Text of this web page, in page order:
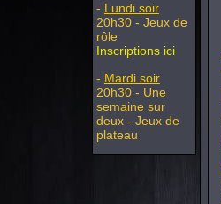
- Lundi soir
20h30 - Jeux de
rôle
Inscriptions ici
- Mardi soir
20h30 - Une
semaine sur
deux - Jeux de
plateau